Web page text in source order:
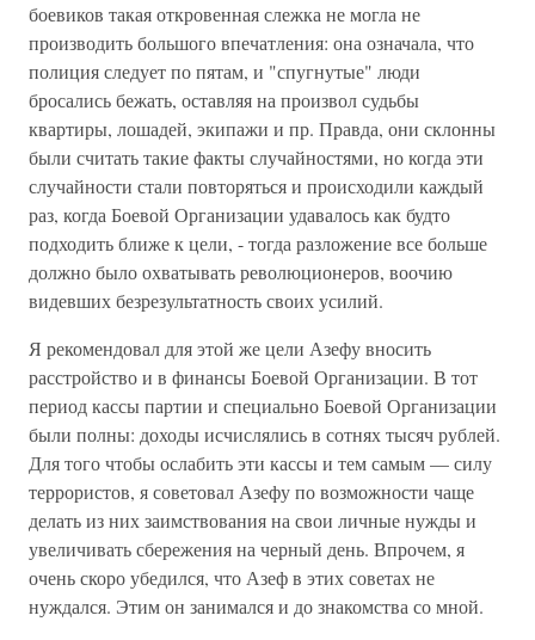
боевиков такая откровенная слежка не могла не
производить большого впечатления: она означала, что
полиция следует по пятам, и "спугнутые" люди
бросались бежать, оставляя на произвол судьбы
квартиры, лошадей, экипажи и пр. Правда, они склонны
были считать такие факты случайностями, но когда эти
случайности стали повторяться и происходили каждый
раз, когда Боевой Организации удавалось как будто
подходить ближе к цели, - тогда разложение все больше
должно было охватывать революционеров, воочию
видевших безрезультатность своих усилий.
Я рекомендовал для этой же цели Азефу вносить
расстройство и в финансы Боевой Организации. В тот
период кассы партии и специально Боевой Организации
были полны: доходы исчислялись в сотнях тысяч рублей.
Для того чтобы ослабить эти кассы и тем самым — силу
террористов, я советовал Азефу по возможности чаще
делать из них заимствования на свои личные нужды и
увеличивать сбережения на черный день. Впрочем, я
очень скоро убедился, что Азеф в этих советах не
нуждался. Этим он занимался и до знакомства со мной.